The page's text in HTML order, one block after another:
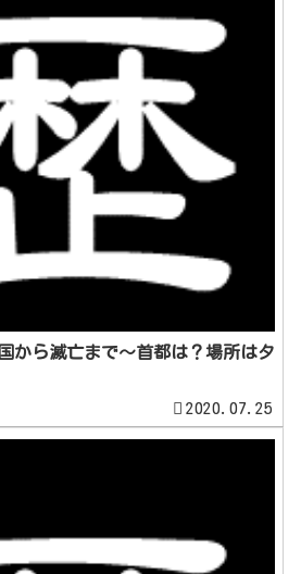
から滅亡まで～首都は？場所はタ
2020.07.25